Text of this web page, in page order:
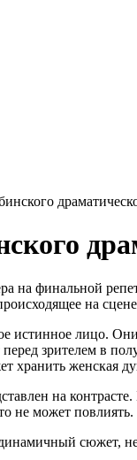
на финальной
на
истинное лицо.
зрителем в
хранить женская
на
может
сюжет,